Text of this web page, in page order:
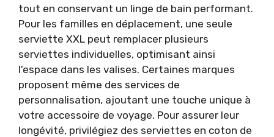
tout en conservant un linge de bain performant.
Pour les familles en déplacement, une seule
serviette XXL peut remplacer plusieurs
serviettes individuelles, optimisant ainsi
l'espace dans les valises. Certaines marques
proposent même des services de
personnalisation, ajoutant une touche unique à
votre accessoire de voyage. Pour assurer leur
longévité, privilégiez des serviettes en coton de